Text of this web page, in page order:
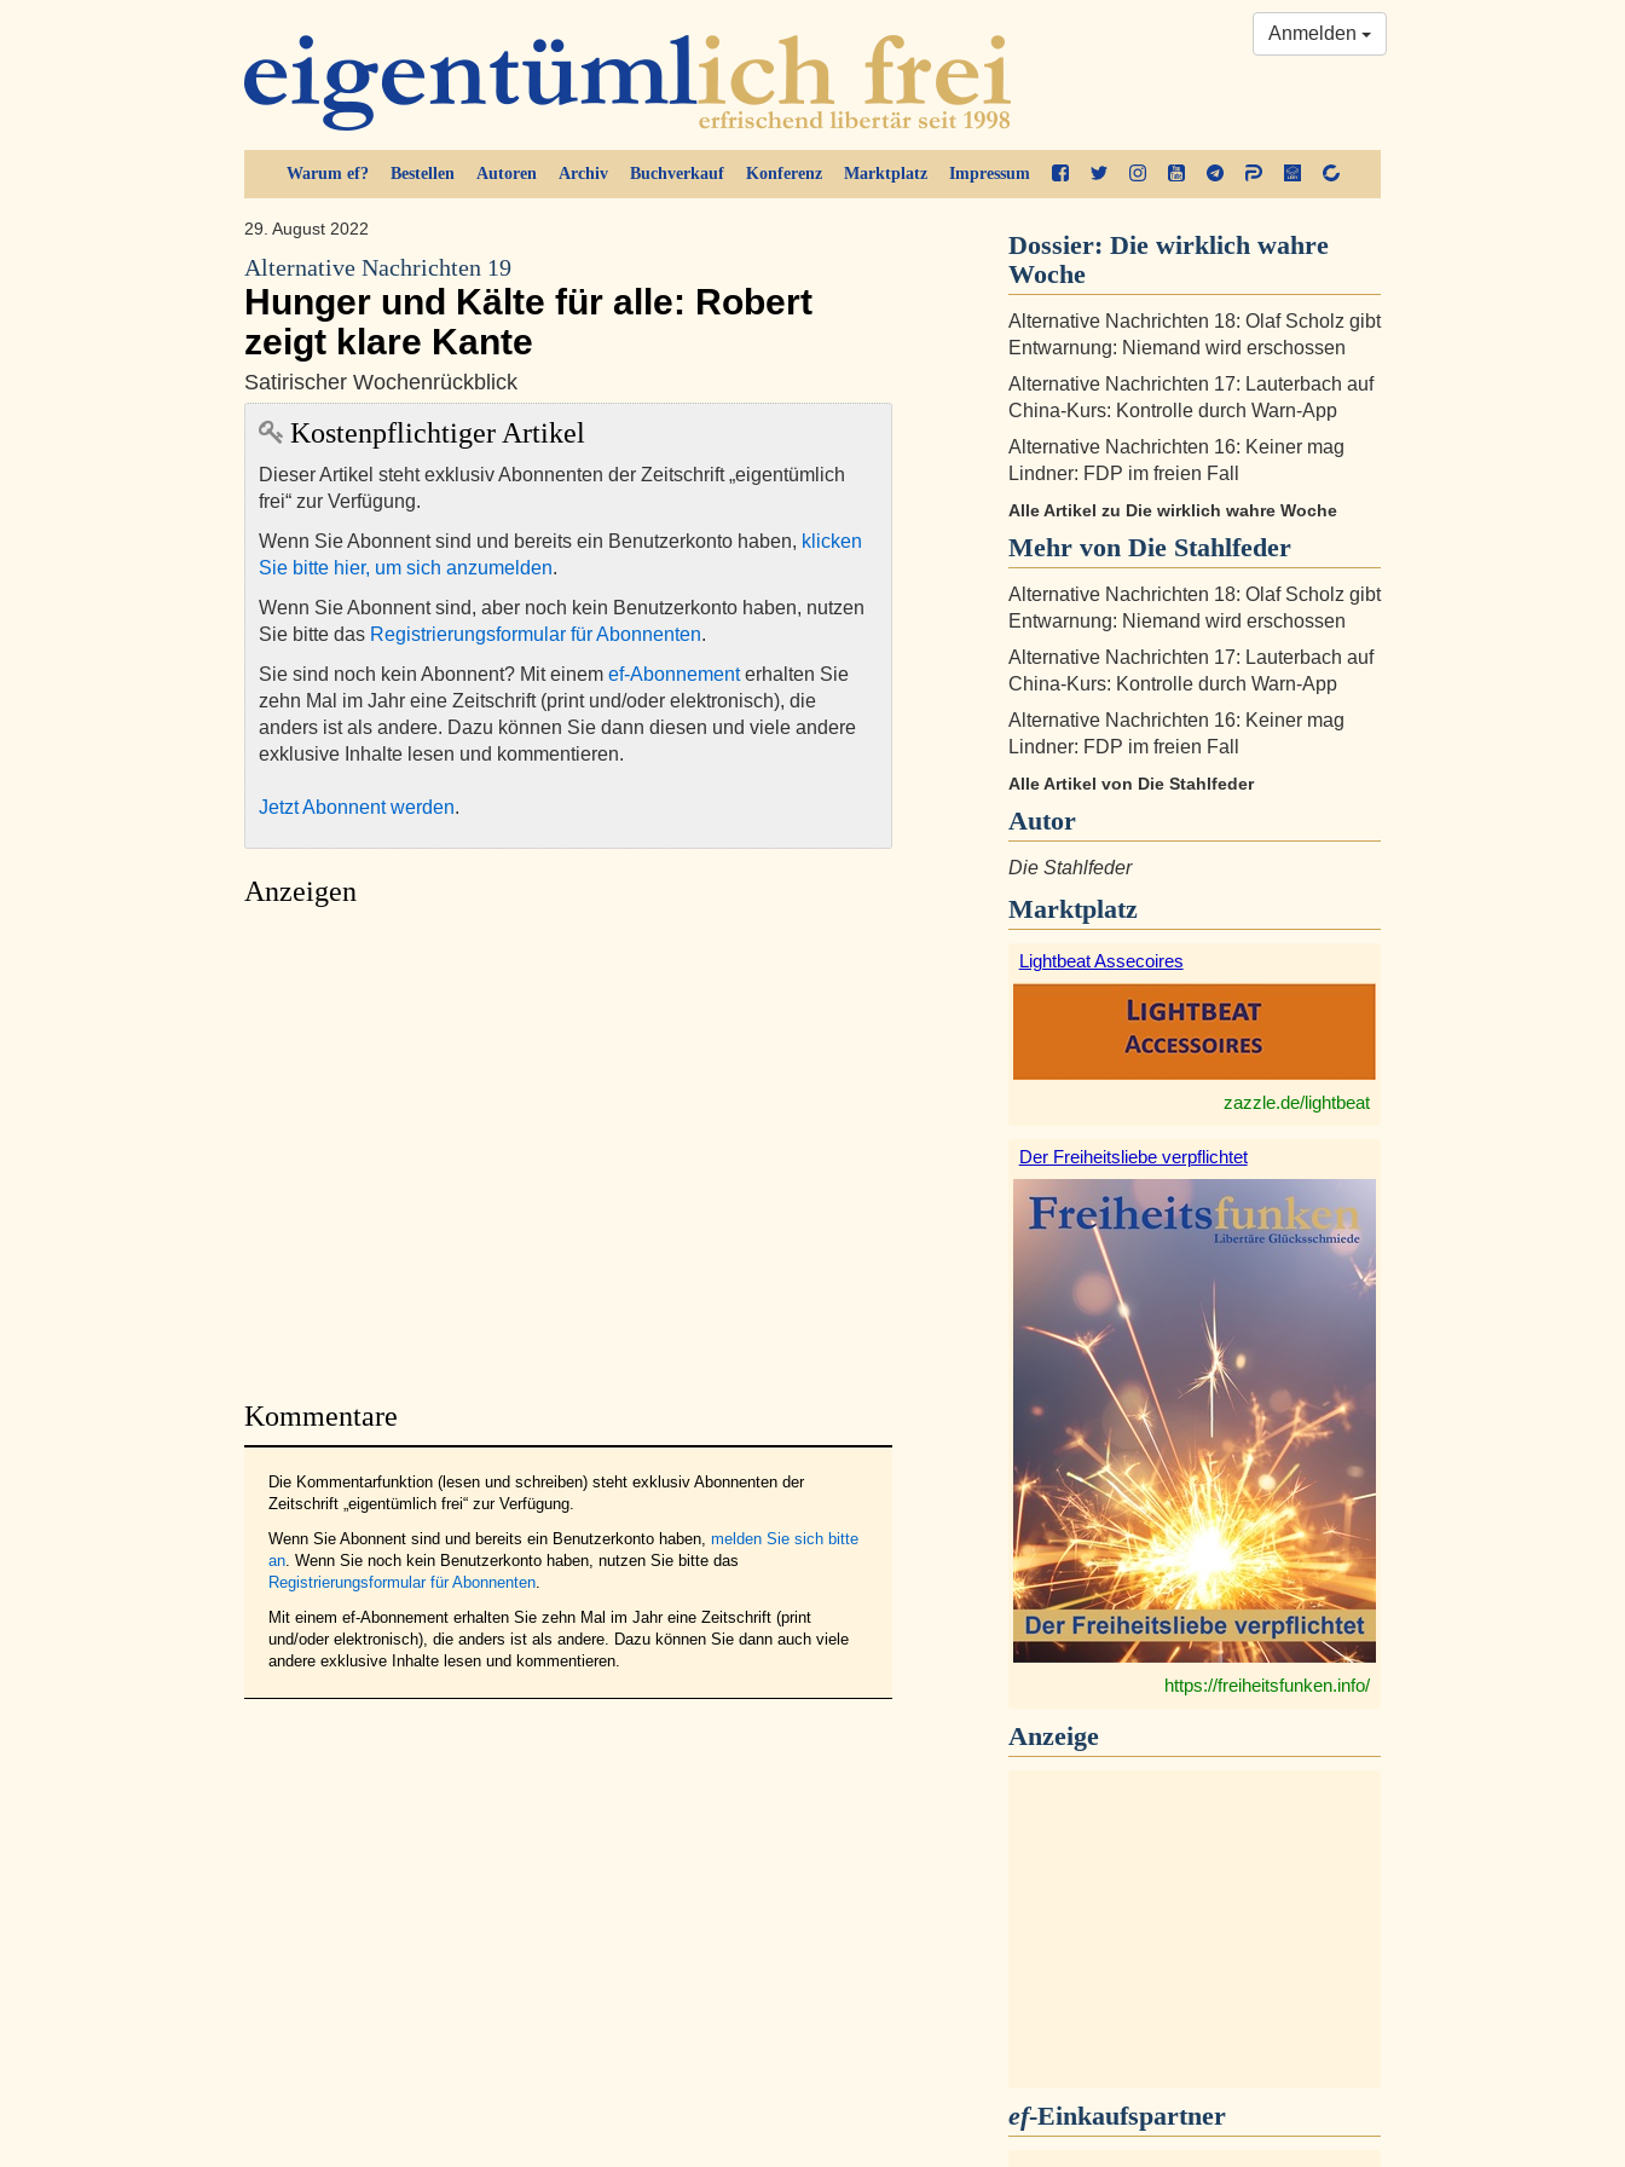
Warum ef? Bestellen Autoren Archiv Buchverkauf Konferenz Marktplatz Impressum
Anmelden
29. August 2022
Alternative Nachrichten 19
Hunger und Kälte für alle: Robert
zeigt klare Kante
Satirischer Wochenrückblick
Kostenpflichtiger Artikel
Dieser Artikel steht exklusiv Abonnenten der Zeitschrift „eigentümlich
frei“ zur Verfügung.
Wenn Sie Abonnent sind und bereits ein Benutzerkonto haben, klicken
Sie bitte hier, um sich anzumelden.
Wenn Sie Abonnent sind, aber noch kein Benutzerkonto haben, nutzen
Sie bitte das Registrierungsformular für Abonnenten.
Sie sind noch kein Abonnent? Mit einem ef-Abonnementerhalten Sie
zehn Mal im Jahr eine Zeitschrift (print und/oder elektronisch), die
anders ist als andere. Dazu können Sie dann diesen und viele andere
exklusive Inhalte lesen und kommentieren.
Jetzt Abonnent werden.
Anzeigen
Kommentare
Die Kommentarfunktion (lesen und schreiben) steht exklusiv Abonnenten der
Zeitschrift „eigentümlich frei“ zur Verfügung.
Wenn Sie Abonnent sind und bereits ein Benutzerkonto haben, melden Sie sich bitte
an. Wenn Sie noch kein Benutzerkonto haben, nutzen Sie bitte das
Registrierungsformular für Abonnenten.
Mit einem ef-Abonnement erhalten Sie zehn Mal im Jahr eine Zeitschrift (print
und/oder elektronisch), die anders ist als andere. Dazu können Sie dann auch viele
andere exklusive Inhalte lesen und kommentieren.
Dossier: Die wirklich wahre
Woche
Alternative Nachrichten 18: Olaf Scholz gibt
Entwarnung: Niemand wird erschossen
Alternative Nachrichten 17: Lauterbach auf
China-Kurs: Kontrolle durch Warn-App
Alternative Nachrichten 16: Keiner mag
Lindner: FDP im freien Fall
Alle Artikel zu Die wirklich wahre Woche
Mehr von Die Stahlfeder
Alternative Nachrichten 18: Olaf Scholz gibt
Entwarnung: Niemand wird erschossen
Alternative Nachrichten 17: Lauterbach auf
China-Kurs: Kontrolle durch Warn-App
Alternative Nachrichten 16: Keiner mag
Lindner: FDP im freien Fall
Alle Artikel von Die Stahlfeder
Autor
Die Stahlfeder
Marktplatz
Lightbeat Assecoires
zazzle.de/lightbeat
Der Freiheitsliebe verpflichtet
https://freiheitsfunken.info/
Anzeige
ef-Einkaufspartner